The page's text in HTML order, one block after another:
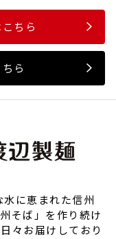
ちら
ら
に恵まれた信州
そば」を作り続け
々お届けしており